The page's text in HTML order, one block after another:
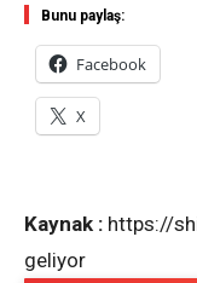
Bunu paylaş:
Facebook
X
Kaynak : https://
geliyor